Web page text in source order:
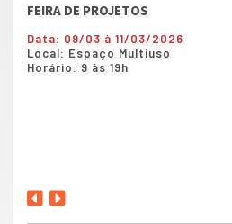
FEIRA DE PROJETOS
Data: 09/03 à 11/03/2026
Local: Espaço Multiuso
Horário: 9 às 19h